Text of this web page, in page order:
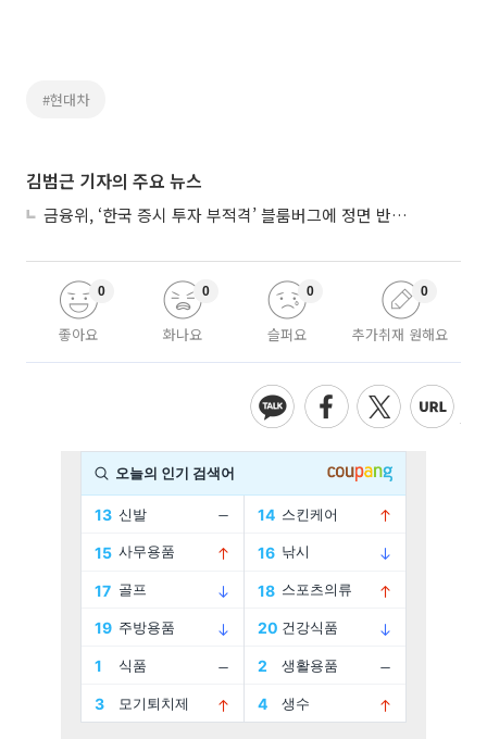
#현대차
김범근 기자의 주요 뉴스
금융위, ‘한국 증시 투자 부적격’ 블룸버그에 정면 반박…“근거 불분명”
좋아요
0
화나요
0
슬퍼요
0
추가취재 원해요
0